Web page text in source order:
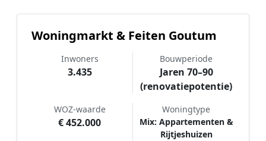
Woningmarkt & Feiten Goutum
Inwoners
3.435
Bouwperiode
Jaren 70–90
(renovatiepotentie)
WOZ-waarde
€ 452.000
Woningtype
Mix: Appartementen &
Rijtjeshuizen